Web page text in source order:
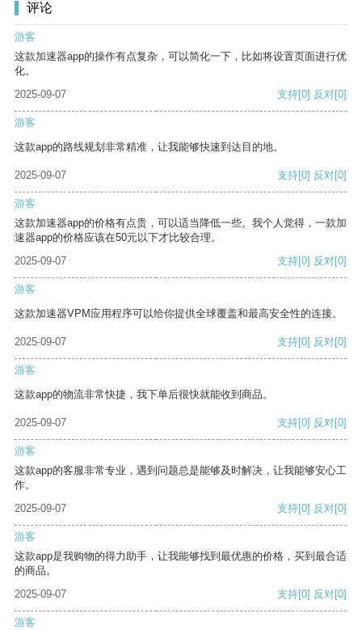
评论
游客
这款加速器app的操作有点复杂，可以简化一下，比如将设置页面进行优
化。
2025-09-07
支持[0] 反对[0]
游客
这款app的路线规划非常精准，让我能够快速到达目的地。
2025-09-07 支持[0] 反对[0]
游客
这款加速器app的价格有点贵，可以适当降低一些。我个人觉得，一款加
速器app的价格应该在50元以下才比较合理。
2025-09-07
支持[0] 反对[0]
游客
这款加速器VPM应用程序可以给你提供全球覆盖和最高安全性的连接。
2025-09-07 支持[0] 反对[0]
游客
这款app的物流非常快捷，我下单后很快就能收到商品。
2025-09-07 支持[0] 反对[0]
游客
这款app的客服非常专业，遇到问题总是能够及时解决，让我能够安心工
作。
2025-09-07
支持[0] 反对[0]
游客
这款app是我购物的得力助手，让我能够找到最优惠的价格，买到最合适
的商品。
2025-09-07
支持[0] 反对[0]
游客